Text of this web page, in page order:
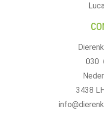
030
3438